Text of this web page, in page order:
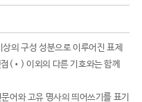
의 구성 성분으로 이루어진 표제
(•) 이외의 다른 기호와는 함께
어와 고유 명사의 띄어쓰기를 표기